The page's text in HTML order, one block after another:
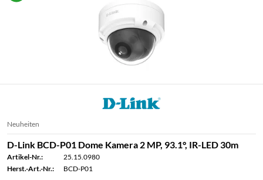
Neuheiten
D-Link BCD-P01 Dome Kamera 2 MP, 93.1°, IR-LED 30m
Artikel-Nr.:
25.15.0980
Herst.-Art.-Nr.:
BCD-P01